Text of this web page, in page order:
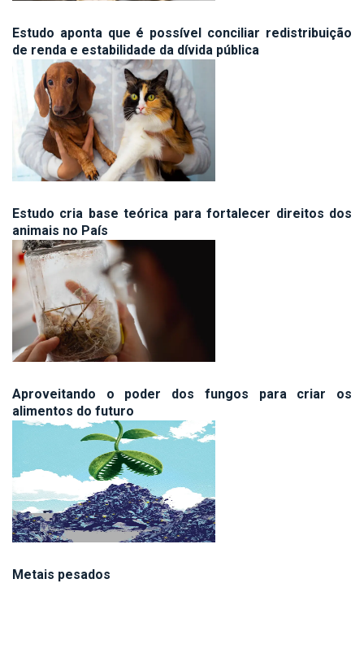
Estudo aponta que é possível conciliar redistribuição
de renda e estabilidade da dívida pública
Estudo cria base teórica para fortalecer direitos dos
animais no País
Aproveitando o poder dos fungos para criar os
alimentos do futuro
Metais pesados